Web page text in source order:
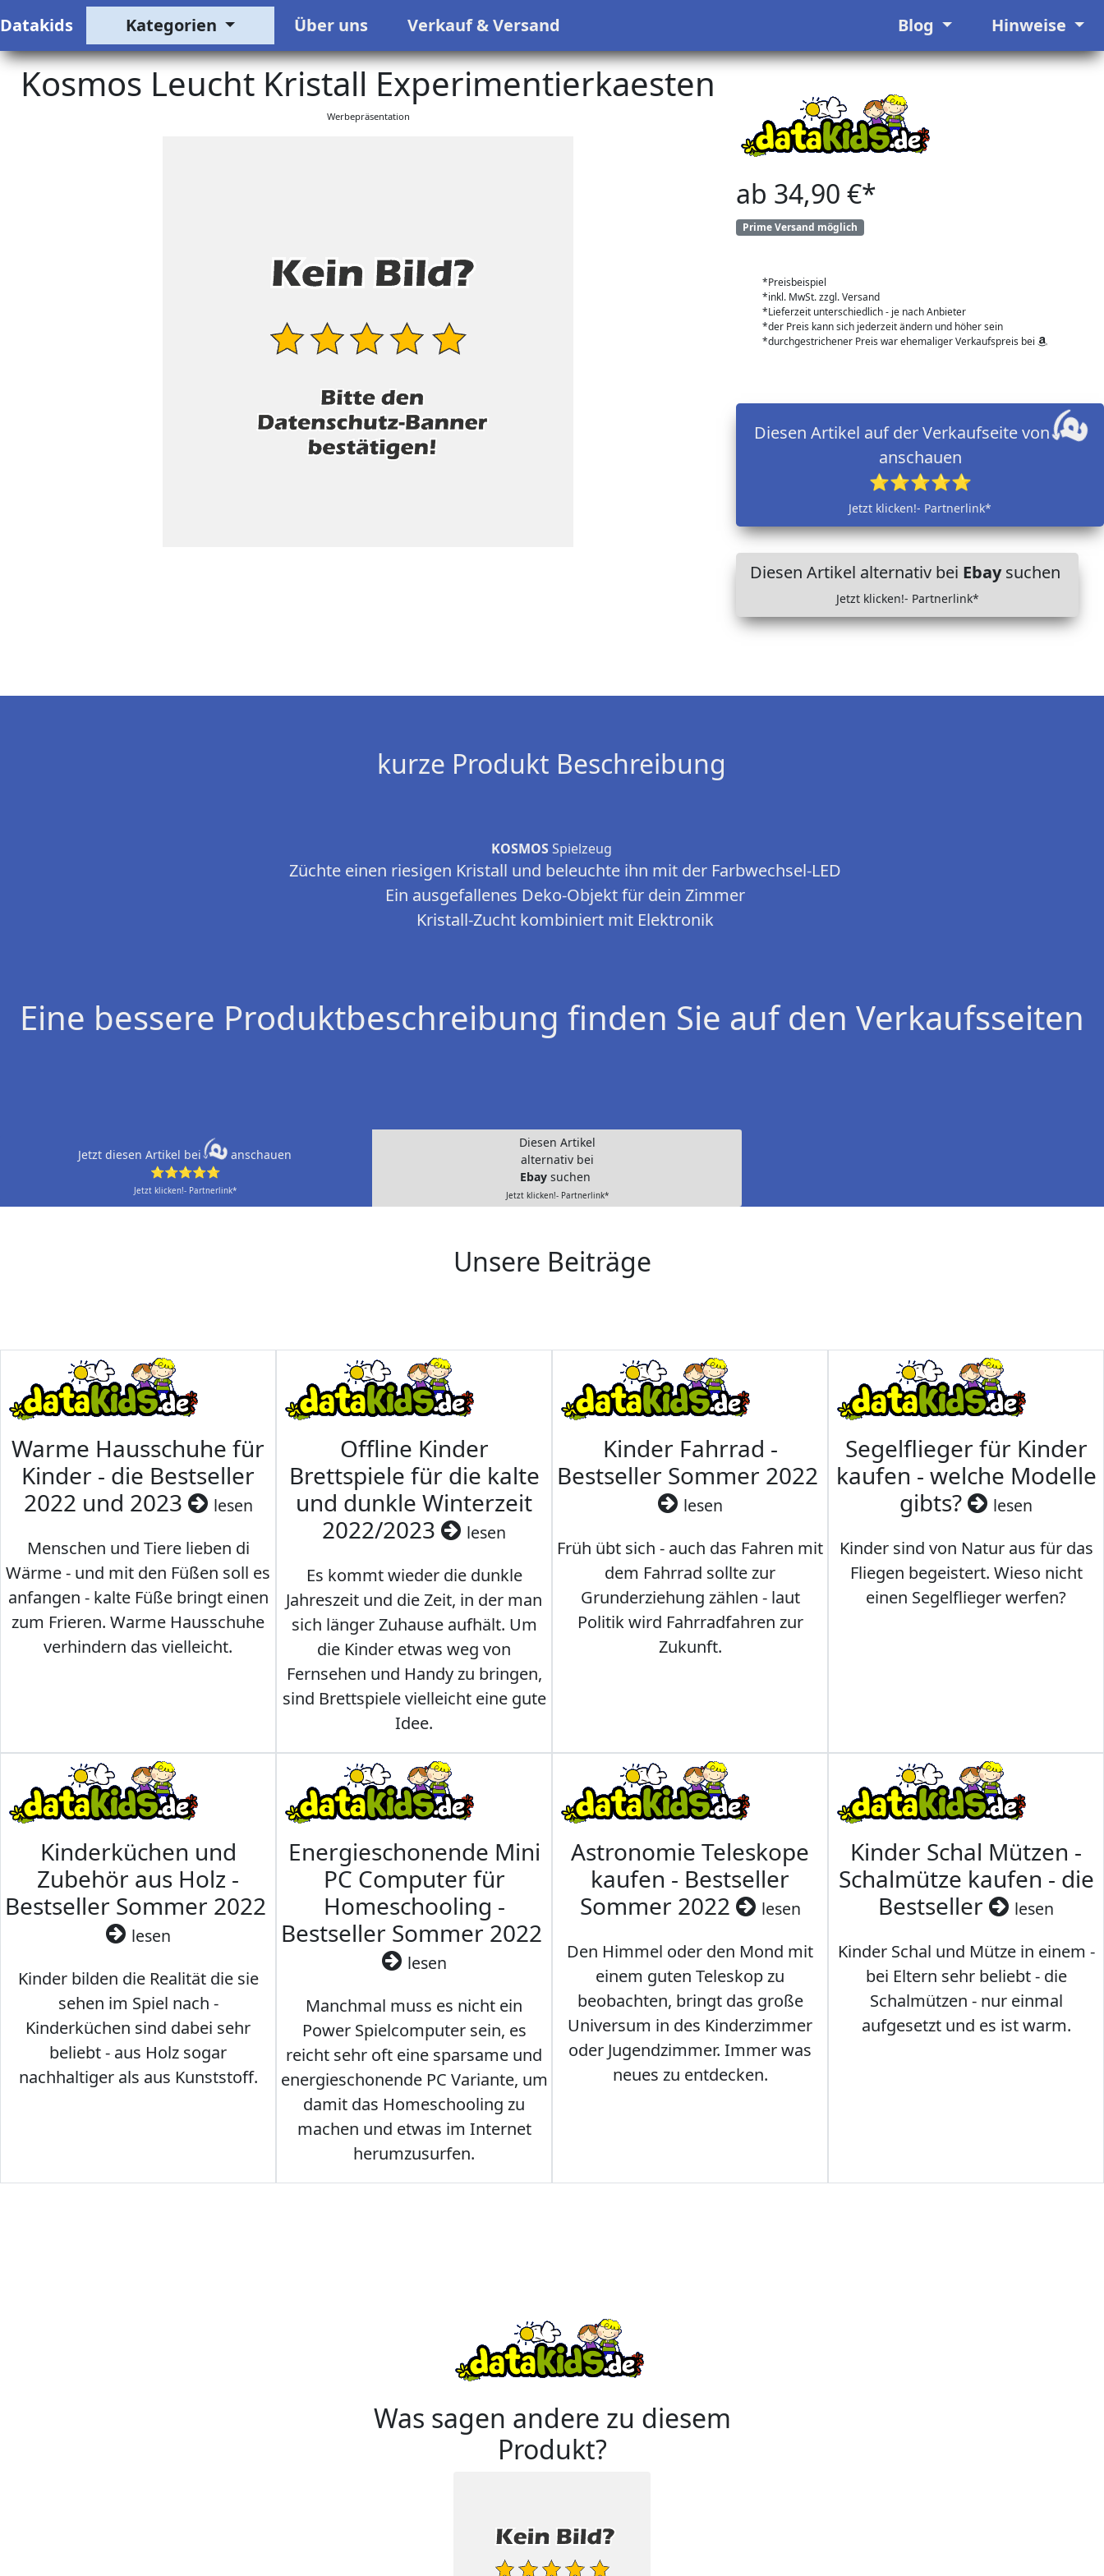
Datakids Kategorien Über uns Verkauf & Versand Blog Hinweise
Kosmos Leucht Kristall Experimentierkaesten
Werbepräsentation
ab 34,90 €*
Prime Versand möglich
*Preisbeispiel
*inkl. MwSt. zzgl. Versand
*Lieferzeit unterschiedlich - je nach Anbieter
*der Preis kann sich jederzeit ändern und höher sein
*durchgestrichener Preis war ehemaliger Verkaufspreis bei
Diesen Artikel auf der Verkaufseite von
anschauen
⭐⭐⭐⭐⭐
Jetzt klicken!- Partnerlink*
Diesen Artikel alternativ bei Ebaysuchen
Jetzt klicken!- Partnerlink*
kurze Produkt Beschreibung
KOSMOSSpielzeug
Züchte einen riesigen Kristall und beleuchte ihn mit der Farbwechsel-LED
Ein ausgefallenes Deko-Objekt für dein Zimmer
Kristall-Zucht kombiniert mit Elektronik
Eine bessere Produktbeschreibung finden Sie auf den Verkaufsseiten
Jetzt diesen Artikel bei
anschauen
⭐⭐⭐⭐⭐
Jetzt klicken!- Partnerlink*
Diesen Artikel
alternativ bei
Ebay suchen
Jetzt klicken!- Partnerlink*
Unsere Beiträge
Warme Hausschuhe für
Kinder - die Bestseller
2022 und 2023
lesen
Menschen und Tiere lieben di
Wärme - und mit den Füßen soll es
anfangen - kalte Füße bringt einen
zum Frieren. Warme Hausschuhe
verhindern das vielleicht.
Offline Kinder
Brettspiele für die kalte
und dunkle Winterzeit
2022/2023
lesen
Es kommt wieder die dunkle
Jahreszeit und die Zeit, in der man
sich länger Zuhause aufhält. Um
die Kinder etwas weg von
Fernsehen und Handy zu bringen,
sind Brettspiele vielleicht eine gute
Idee.
Kinder Fahrrad -
Bestseller Sommer 2022
lesen
Früh übt sich - auch das Fahren mit
dem Fahrrad sollte zur
Grunderziehung zählen - laut
Politik wird Fahrradfahren zur
Zukunft.
Segelflieger für Kinder
kaufen - welche Modelle
gibts?
lesen
Kinder sind von Natur aus für das
Fliegen begeistert. Wieso nicht
einen Segelflieger werfen?
Kinderküchen und
Zubehör aus Holz -
Bestseller Sommer 2022
lesen
Kinder bilden die Realität die sie
sehen im Spiel nach -
Kinderküchen sind dabei sehr
beliebt - aus Holz sogar
nachhaltiger als aus Kunststoff.
Energieschonende Mini
PC Computer für
Homeschooling -
Bestseller Sommer 2022
lesen
Manchmal muss es nicht ein
Power Spielcomputer sein, es
reicht sehr oft eine sparsame und
energieschonende PC Variante, um
damit das Homeschooling zu
machen und etwas im Internet
herumzusurfen.
Astronomie Teleskope
kaufen - Bestseller
Sommer 2022
lesen
Den Himmel oder den Mond mit
einem guten Teleskop zu
beobachten, bringt das große
Universum in des Kinderzimmer
oder Jugendzimmer. Immer was
neues zu entdecken.
Kinder Schal Mützen -
Schalmütze kaufen - die
Bestseller
lesen
Kinder Schal und Mütze in einem -
bei Eltern sehr beliebt - die
Schalmützen - nur einmal
aufgesetzt und es ist warm.
Was sagen andere zu diesem
Produkt?